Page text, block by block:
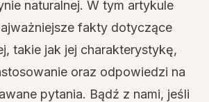
naturalnej. W tym artykule
fakty dotyczące
takie jak jej charakterystykę,
oraz odpowiedzi na
pytania. Bądź z nami, jeśli